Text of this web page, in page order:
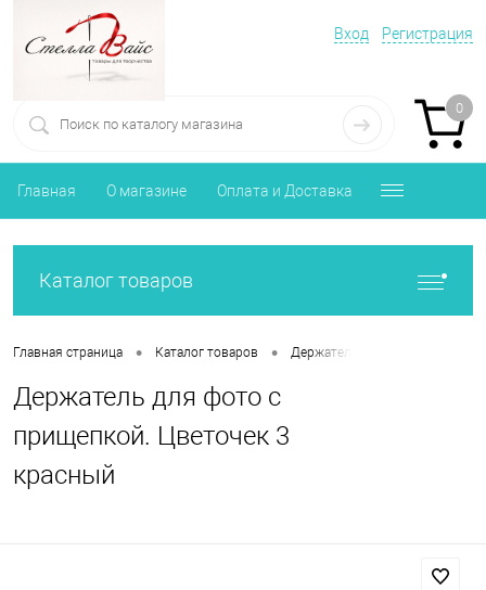
Вход Регистрация
0
Главная О магазине Оплата и Доставка
Каталог товаров
Главная страница • Каталог товаров • Держатель для фото с
Держатель для фото с
прищепкой. Цветочек 3
красный